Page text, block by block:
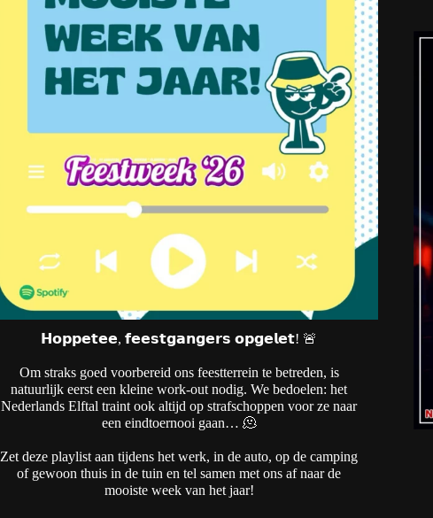
𝗛𝗼𝗽𝗽𝗲𝘁𝗲𝗲, 𝗳𝗲𝗲𝘀𝘁𝗴𝗮𝗻𝗴𝗲𝗿𝘀 𝗼𝗽𝗴𝗲𝗹𝗲𝘁! 🚨
Om straks goed voorbereid ons feestterrein te betreden, is
natuurlijk eerst een kleine work-out nodig. We bedoelen: het
Nederlands Elftal traint ook altijd op strafschoppen voor ze naar
een eindtoernooi gaan… 🫠
Zet deze playlist aan tijdens het werk, in de auto, op de camping
of gewoon thuis in de tuin en tel samen met ons af naar de
mooiste week van het jaar!